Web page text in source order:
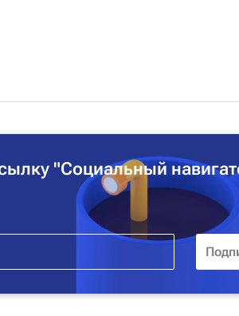
"Социальный